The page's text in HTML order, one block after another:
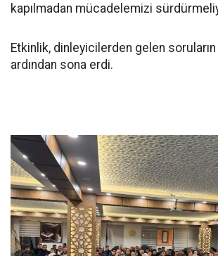
kapılmadan mücadelemizi
Etkinlik, dinleyicilerden gelen soruların
ardından sona erdi.